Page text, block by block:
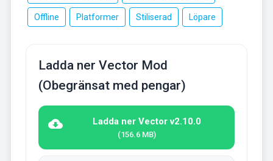
Offline Platformer Stiliserad Löpare
Ladda ner Vector Mod
(Obegränsat med pengar)
Ladda ner Vector v2.10.0
(156.6 MB)